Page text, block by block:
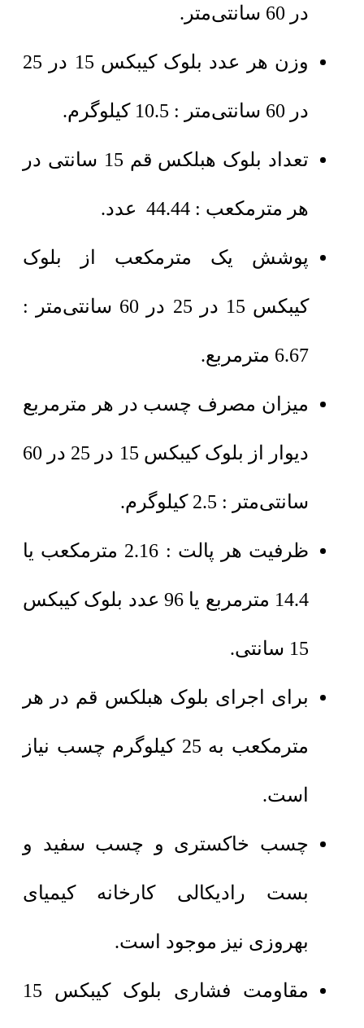
در 60 سانتی‌متر.
وزن هر عدد بلوک کیبکس 15 در 25
در 60 سانتی‌متر : 10.5 کیلوگرم.
تعداد بلوک هبلکس قم 15 سانتی در
هر مترمکعب : 44.44 عدد.
پوشش یک مترمکعب از بلوک
کیبکس 15 در 25 در 60 سانتی‌متر :
6.67 مترمربع.
میزان مصرف چسب در هر مترمربع
دیوار از بلوک کیبکس 15 در 25 در 60
سانتی‌متر : 2.5 کیلوگرم.
ظرفیت هر پالت : 2.16 مترمکعب یا
14.4 مترمربع یا 96 عدد بلوک کیبکس
15 سانتی.
برای اجرای بلوک هبلکس قم در هر
مترمکعب به 25 کیلوگرم چسب نیاز
است.
چسب خاکستری و چسب سفید و
بست رادیکالی کارخانه کیمیای
بهروزی نیز موجود است.
مقاومت فشاری بلوک کیبکس 15